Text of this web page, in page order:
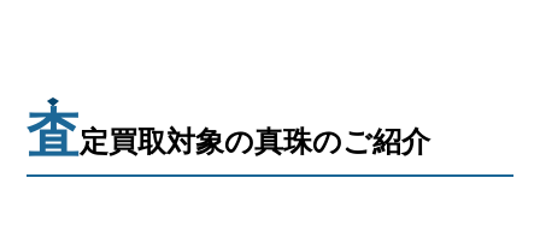
査定買取対象の真珠のご紹介